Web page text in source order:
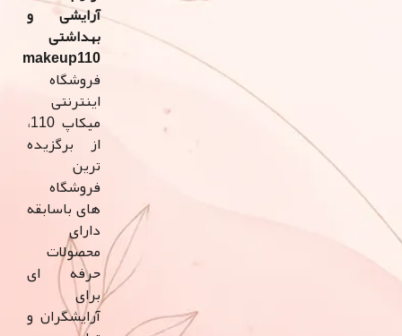
آرایشی و
makeup110
میکاپ 110،
از برگزیده
های باسابقه
دارای
محصولات
حرفه ای
آرایشگران و